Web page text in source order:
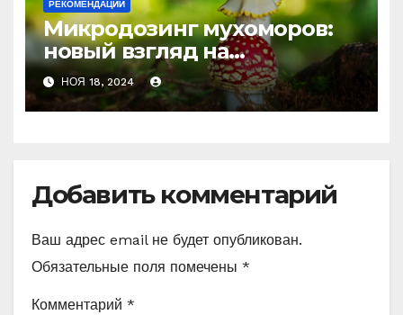
РЕКОМЕНДАЦИИ
Микродозинг мухоморов:
новый взгляд на
психоделику
НОЯ 18, 2024
Добавить комментарий
Ваш адрес email не будет опубликован.
Обязательные поля помечены *
Комментарий *